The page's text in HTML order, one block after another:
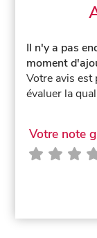
Il n'y a pas
moment
Votre avis est
évaluer la
Votre note